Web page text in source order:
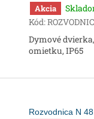
Akcia
Kód:
Dymové
omietku, IP65
Rozvodnica N